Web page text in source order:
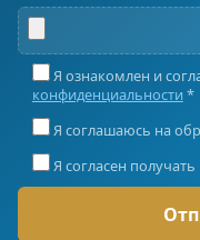
Я ознакомлен и
конфиденциальности *
Я соглашаюсь на
Я согласен